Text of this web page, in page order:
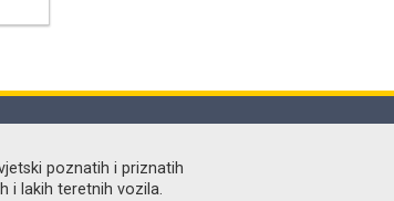
poznatih i priznatih
i lakih teretnih vozila.